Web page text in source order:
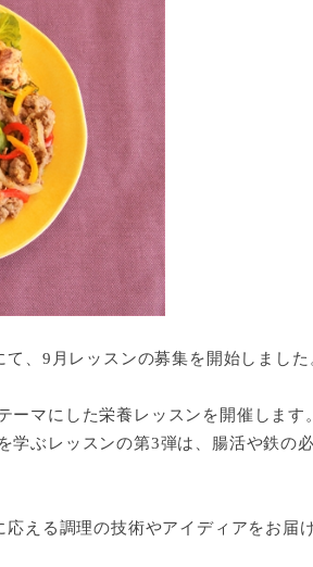
、9月レッスンの募集を開始しました
ーマにした栄養レッスンを開催します
ぶレッスンの第3弾は、腸活や鉄の
える調理の技術やアイディアをお届